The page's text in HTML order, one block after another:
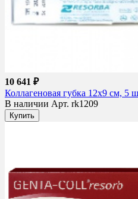
10 641 ₽
Коллагеновая губка 12х9 см, 5
В наличии Арт. rk1209
Купить